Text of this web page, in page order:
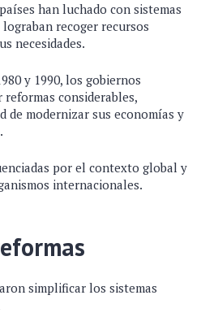
han luchado con sistemas
recoger recursos
necesidades.
y 1990, los gobiernos
considerables,
de modernizar sus economías y
por el contexto global y
internacionales.
simplificar los sistemas